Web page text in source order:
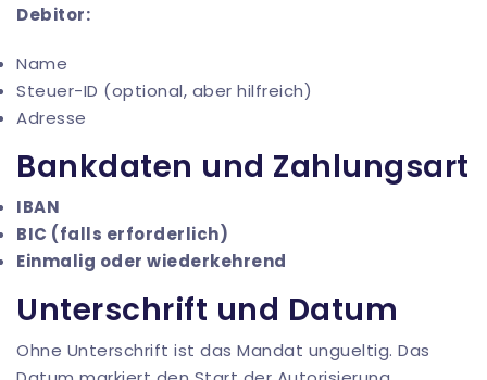
Debitor:
Name
Steuer-ID (optional, aber hilfreich)
Adresse
Bankdaten und Zahlungsart
IBAN
BIC (falls erforderlich)
Einmalig oder wiederkehrend
Unterschrift und Datum
Ohne Unterschrift ist das Mandat ungueltig. Das